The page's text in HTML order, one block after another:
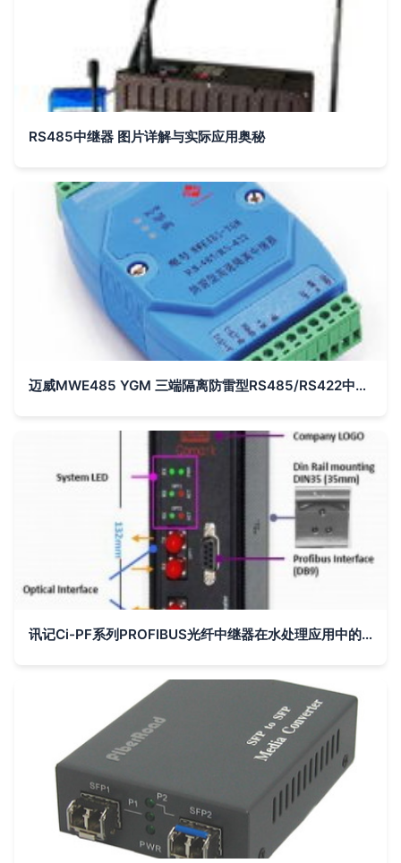
RS485中继器 图片详解与实际应用奥秘
迈威MWE485 YGM 三端隔离防雷型RS485/RS422中继器深度解析
讯记Ci-PF系列PROFIBUS光纤中继器在水处理应用中的价格与报价解析——机电商情网在线产品报价助力选型